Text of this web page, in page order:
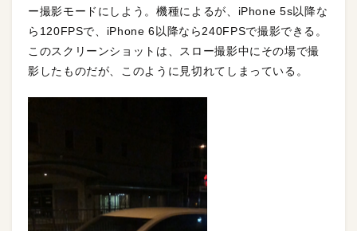
ー撮影モードにしよう。機種によるが、iPhone 5s以降な
ら120FPSで、iPhone 6以降なら240FPSで撮影できる。
このスクリーンショットは、スロー撮影中にその場で撮
影したものだが、このように見切れてしまっている。